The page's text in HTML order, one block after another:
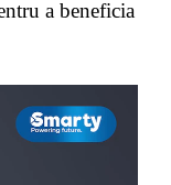
a beneficia